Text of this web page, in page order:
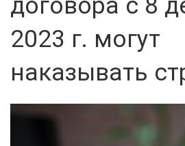
договора с 8
2023 г. могут
наказывать